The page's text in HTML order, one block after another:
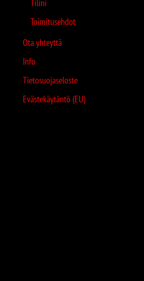
Tilini
Toimitusehdot
Ota yhteyttä
Info
Tietosuojaseloste
Evästekäytäntö (EU)